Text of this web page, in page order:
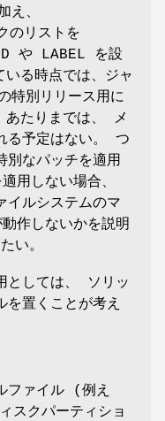
え、
のリストを
や LABEL を設
る時点では、ジャ
別リリース用に
たりまでは、 メ
る予定はない。 つ
別なパッチを適用
用しない場合、
イルシステムのマ
作しないかを説明
い。
としては、 ソリッ
を置くことが考え
ファイル (例え
クパーティショ